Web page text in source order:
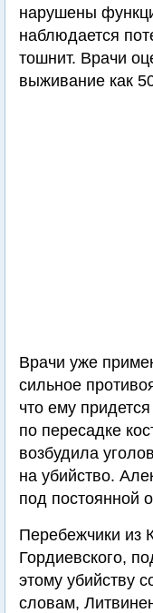
нарушены
наблюдается
тошнит. Врачи
выживание как
Врачи уже
сильное
что ему
по пересадке
возбудила
на убийство.
под постоянной
Перебежчики из
Гордиевского,
этому убийству
словам,